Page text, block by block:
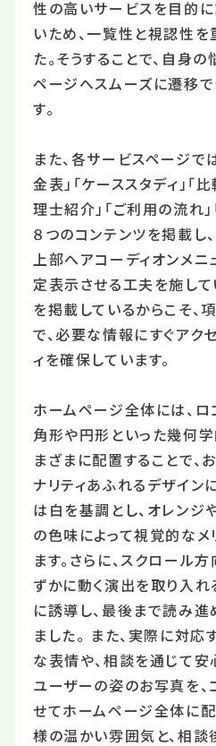
性の高いサービスを目的
いため、一覧性と視認性
た。そうすることで、自身
ページへスムーズに遷移
す。
また、各サービスページで
金表」「ケーススタディ」「
理士紹介」「ご利用の流れ」
８つのコンテンツを掲載し
上部へアコーディオンメ
定表示させる工夫を施して
を掲載しているからこそ、
で、必要な情報にすぐアク
ィを確保しています。
ホームページ全体には、
角形や円形といった幾何
まざまに配置することで、
ナリティあふれるデザイン
は白を基調とし、オレンジ
の色味によって視覚的なメ
ます。さらに、スクロール
ずかに動く演出を取り入れ
に誘導し、最後まで読み
ました。 また、実際に対
な表情や、相談を通じて
ユーザーの姿のお写真を
せてホームページ全体に配
様の温かい雰囲気と、相談